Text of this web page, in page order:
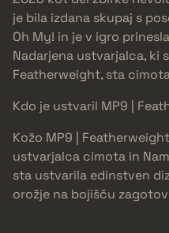
je bila izdana skupaj s
Oh My! in je v igro
Nadarjena ustvarjalca, ki
Featherweight, sta
Kdo je ustvaril MP9 |
Kožo MP9 |
ustvarjalca cimota in
sta ustvarila edinstven
orožje na bojišču